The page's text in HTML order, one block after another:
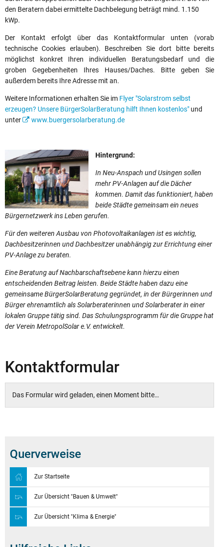
den Beratern dabei ermittelte Dachbelegung beträgt mind. 1.150
kWp.
Der Kontakt erfolgt über das Kontaktformular unten (vorab
technische Cookies erlauben). Beschreiben Sie dort bitte bereits
möglichst konkret Ihren individuellen Beratungsbedarf und die
groben Gegebenheiten Ihres Hauses/Daches. Bitte geben Sie
außerdem bereits Ihre Adresse mit an.
Weitere Informationen erhalten Sie im Flyer "Solarstrom selbst
erzeugen? Unsere BürgerSolarBeratung hilft Ihnen kostenlos" und
unter
www.buergersolarberatung.de
Hintergrund:
In Neu-Anspach und Usingen sollen
mehr PV-Anlagen auf die Dächer
kommen. Damit das funktioniert, haben
beide Städte gemeinsam ein neues
Bürgernetzwerk ins Leben gerufen.
Für den weiteren Ausbau von Photovoltaikanlagen ist es wichtig,
Dachbesitzerinnen und Dachbesitzer unabhängig zur Errichtung einer
PV-Anlage zu beraten.
Eine Beratung auf Nachbarschaftsebene kann hierzu einen
entscheidenden Beitrag leisten. Beide Städte haben dazu eine
gemeinsame BürgerSolarBeratung gegründet, in der Bürgerinnen und
Bürger ehrenamtlich als Solarberaterinnen und Solarberater in einer
lokalen Gruppe tätig sind. Das Schulungsprogramm für die Gruppe hat
der Verein MetropolSolar e.V. entwickelt.
Kontaktformular
Das Formular wird geladen, einen Moment bitte…
Querverweise
Zur Startseite
Zur Übersicht "Bauen & Umwelt"
Zur Übersicht "Klima & Energie"